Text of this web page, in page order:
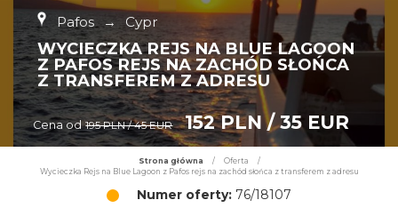
Pafos → Cypr
WYCIECZKA REJS NA BLUE LAGOON
Z PAFOS REJS NA ZACHÓD SŁOŃCA
Z TRANSFEREM Z ADRESU
Cena od 195 PLN / 45 EUR 152 PLN / 35 EUR
Strona główna / Oferta
/
Wycieczka Rejs na Blue Lagoon z Pafos rejs na zachód słońca z transferem z adresu
Numer oferty: 76/18107